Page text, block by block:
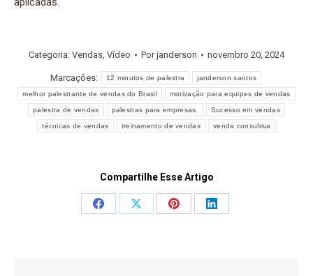
Categoria: Vendas, Vídeo Porjanderson novembro 20, 2024
Marcações: 12 minutos de palestra janderson santos
melhor palestrante de vendas do Brasil motivação para equipes de vendas
palestra de vendas palestras para empresas. Sucesso em vendas
técnicas de vendas treinamento de vendas venda consultiva
Compartilhe Esse Artigo
Share
Share
Share
Share